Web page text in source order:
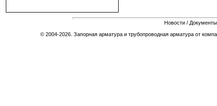
Новости / Документы
© 2004-2026. Запорная арматура и трубопроводная арматура от